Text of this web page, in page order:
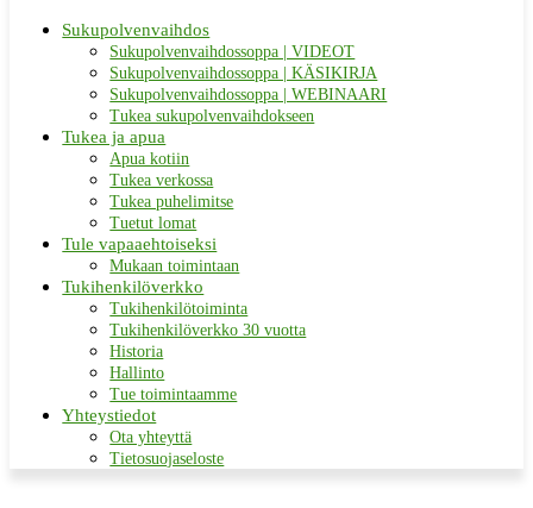
Sukupolvenvaihdos
Sukupolvenvaihdossoppa | VIDEOT
Sukupolvenvaihdossoppa | KÄSIKIRJA
Sukupolvenvaihdossoppa | WEBINAARI
Tukea sukupolvenvaihdokseen
Tukea ja apua
Apua kotiin
Tukea verkossa
Tukea puhelimitse
Tuetut lomat
Tule vapaaehtoiseksi
Mukaan toimintaan
Tukihenkilöverkko
Tukihenkilötoiminta
Tukihenkilöverkko 30 vuotta
Historia
Hallinto
Tue toimintaamme
Yhteystiedot
Ota yhteyttä
Tietosuojaseloste